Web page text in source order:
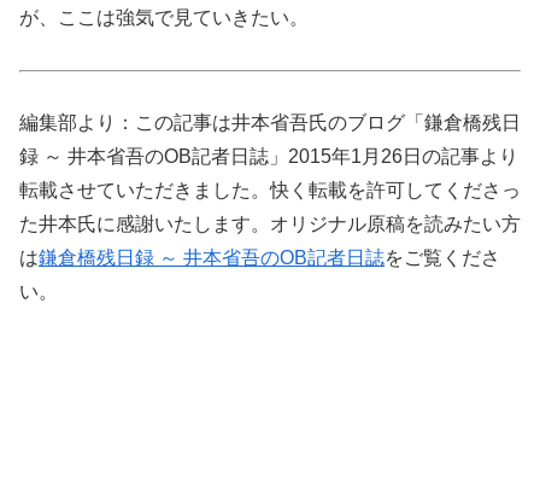
が、ここは強気で見ていきたい。
編集部より：この記事は井本省吾氏のブログ「鎌倉橋残日
録 ～ 井本省吾のOB記者日誌」2015年1月26日の記事より
転載させていただきました。快く転載を許可してくださっ
た井本氏に感謝いたします。オリジナル原稿を読みたい方
は鎌倉橋残日録 ～ 井本省吾のOB記者日誌をご覧くださ
い。